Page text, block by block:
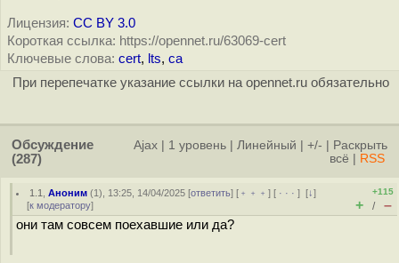
Лицензия: CC BY 3.0
Короткая ссылка: https://opennet.ru/63069-cert
Ключевые слова: cert, lts, ca
При перепечатке указание ссылки на opennet.ru обязательно
Обсуждение
(287)
Ajax 1 уровень Линейный +/-
Раскрыть
всё
RSS
1.1 ,Аноним (1), 13:25, 14/04/2025 [ответить] [ ﹢﹢﹢] [ · · ·][↓]
[к модератору]
+115
+ / –
они там совсем поехавшие или да?